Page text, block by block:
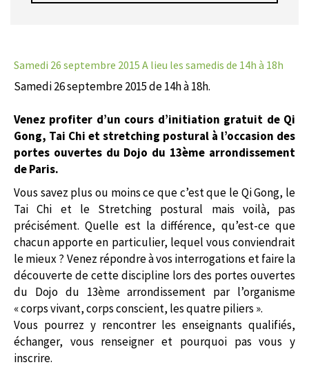
Samedi 26 septembre 2015 A lieu les samedis de 14h à 18h
Samedi 26 septembre 2015 de 14h à 18h.
Venez profiter d’un cours d’initiation gratuit de Qi
Gong, Tai Chi et stretching postural à l’occasion des
portes ouvertes du Dojo du 13ème arrondissement
de Paris.
Vous savez plus ou moins ce que c’est que le Qi Gong, le
Tai Chi et le Stretching postural mais voilà, pas
précisément. Quelle est la différence, qu’est-ce que
chacun apporte en particulier, lequel vous conviendrait
le mieux ? Venez répondre à vos interrogations et faire la
découverte de cette discipline lors des portes ouvertes
du Dojo du 13ème arrondissement par l’organisme
« corps vivant, corps conscient, les quatre piliers ».
Vous pourrez y rencontrer les enseignants qualifiés,
échanger, vous renseigner et pourquoi pas vous y
inscrire.